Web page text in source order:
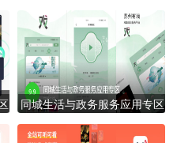
同城生活与政务服务应用专区